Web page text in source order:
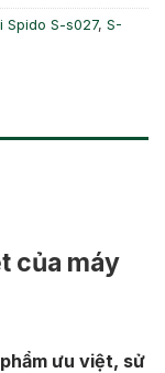
Spido S-s027, S-
của máy
ưu việt, sử